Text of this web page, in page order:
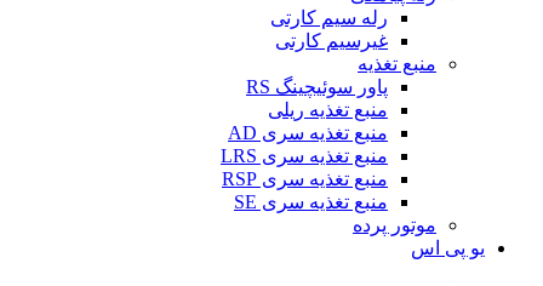
رله سیم کارتی
غیرسیم کارتی
منبع تغذیه
پاور سوئیچینگ RS
منبع تغذیه ریلی
منبع تغذیه سری AD
منبع تغذیه سری LRS
منبع تغذیه سری RSP
منبع تغذیه سری SE
موتور پرده
یو پی اس